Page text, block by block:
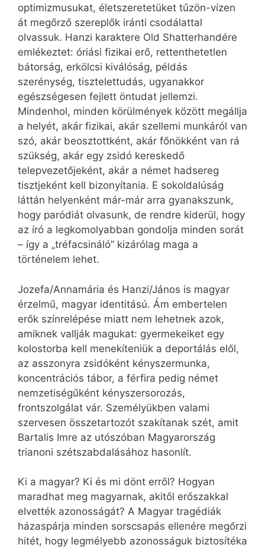
optimizmusukat, életszeretetüket tűzön-vízen
át megőrző szereplők iránti csodálattal
olvassuk. Hanzi karaktere Old Shatterhandére
emlékeztet: óriási fizikai erő, rettenthetetlen
bátorság, erkölcsi kiválóság, példás
szerénység, tisztelettudás, ugyanakkor
egészségesen fejlett öntudat jellemzi.
Mindenhol, minden körülmények között megállja
a helyét, akár fizikai, akár szellemi munkáról van
szó, akár beosztottként, akár főnökként van rá
szükség, akár egy zsidó kereskedő
telepvezetőjeként, akár a német hadsereg
tisztjeként kell bizonyítania. E sokoldalúság
láttán helyenként már-már arra gyanakszunk,
hogy paródiát olvasunk, de rendre kiderül, hogy
az író a legkomolyabban gondolja minden sorát
– így a „tréfacsináló” kizárólag maga a
történelem lehet.
Jozefa/Annamária és Hanzi/János is magyar
érzelmű, magyar identitású. Ám embertelen
erők színrelépése miatt nem lehetnek azok,
amiknek vallják magukat: gyermekeiket egy
kolostorba kell menekíteniük a deportálás elől,
az asszonyra zsidóként kényszermunka,
koncentrációs tábor, a férfira pedig német
nemzetiségűként kényszersorozás,
frontszolgálat vár. Személyükben valami
szervesen összetartozót szakítanak szét, amit
Bartalis Imre az utószóban Magyarország
trianoni szétszabdalásához hasonlít.
Ki a magyar? Ki és mi dönt erről? Hogyan
maradhat meg magyarnak, akitől erőszakkal
elvették azonosságát? A Magyar tragédiák
házaspárja minden sorscsapás ellenére megőrzi
hitét, hogy legmélyebb azonosságuk biztosítéka